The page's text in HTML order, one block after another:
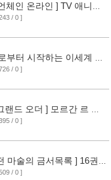
체인 온라인 ] TV 애니메
/ 0 ]
부터 시작하는 이세계 생
상 공개
/ 0 ]
랜드 오더 ] 모르간 르 페
[10]/ 0 ]
마술의 금서목록 ] 16권
/ 0 ]